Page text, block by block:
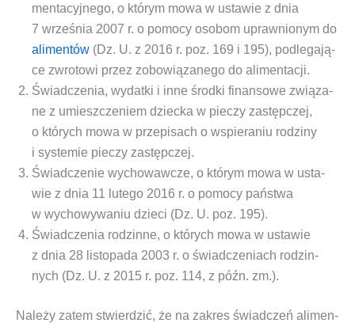
men­ta­cyj­ne­go, o któ­rym mowa w usta­wie z dnia
7 wrze­śnia 2007 r. o pomo­cy oso­bom upraw­nio­nym do
ali­men­tów (Dz. U. z 2016 r. poz. 169 i 195), pod­le­ga­ją­
ce zwro­to­wi przez zobo­wią­za­ne­go do alimentacji.
Świad­cze­nia, wydat­ki i inne środ­ki finan­so­we zwią­za­
ne z umiesz­cze­niem dziec­ka w pie­czy zastęp­czej,
o któ­rych mowa w prze­pi­sach o wspie­ra­niu rodzi­ny
i sys­te­mie pie­czy zastępczej.
Świad­cze­nie wycho­waw­cze, o któ­rym mowa w usta­
wie z dnia 11 lute­go 2016 r. o pomo­cy pań­stwa
w wycho­wy­wa­niu dzie­ci (Dz. U. poz. 195).
Świad­cze­nia rodzin­ne, o któ­rych mowa w usta­wie
z dnia 28 listo­pa­da 2003 r. o świad­cze­niach rodzin­
nych (Dz. U. z 2015 r. poz. 114, z późn. zm.).
Nale­ży zatem stwier­dzić, że na zakres świad­czeń ali­men­